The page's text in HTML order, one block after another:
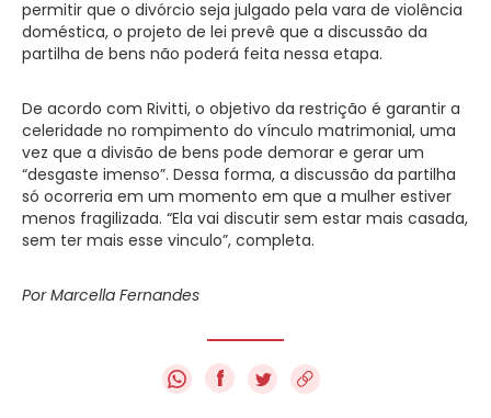
permitir que o divórcio seja julgado pela vara de violência
doméstica, o projeto de lei prevê que a discussão da
partilha de bens não poderá feita nessa etapa.
De acordo com Rivitti, o objetivo da restrição é garantir a
celeridade no rompimento do vínculo matrimonial, uma
vez que a divisão de bens pode demorar e gerar um
“desgaste imenso”. Dessa forma, a discussão da partilha
só ocorreria em um momento em que a mulher estiver
menos fragilizada. “Ela vai discutir sem estar mais casada,
sem ter mais esse vinculo”, completa.
Por Marcella Fernandes
f